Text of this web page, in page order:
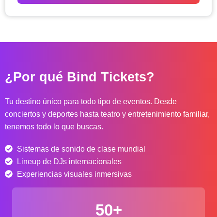
d
p
c
i
s
:
d
d
$
¿Por qué Bind Tickets?
Tu destino único para todo tipo de eventos. Desde
conciertos y deportes hasta teatro y entretenimiento familiar,
tenemos todo lo que buscas.
Sistemas de sonido de clase mundial
Lineup de DJs internacionales
Experiencias visuales inmersivas
50+